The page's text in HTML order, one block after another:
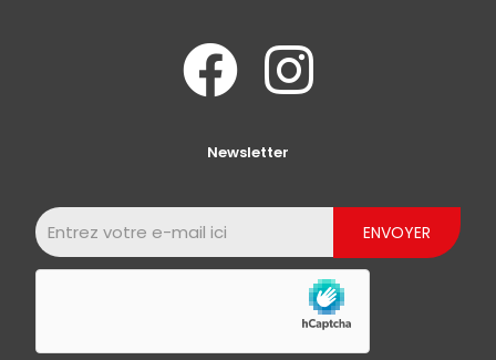
Newsletter